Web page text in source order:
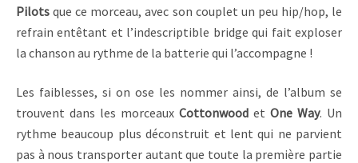
Pilots que ce morceau, avec son couplet un peu hip/hop, le
refrain entêtant et l’indescriptible bridge qui fait exploser
la chanson au rythme de la batterie qui l’accompagne !
Les faiblesses, si on ose les nommer ainsi, de l’album se
trouvent dans les morceaux Cottonwood et One Way. Un
rythme beaucoup plus déconstruit et lent qui ne parvient
pas à nous transporter autant que toute la première partie